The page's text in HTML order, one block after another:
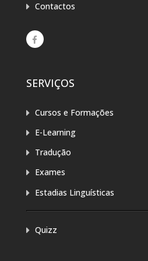
Contactos
SERVIÇOS
Cursos e Formações
E-Learning
Tradução
Exames
Estadias Linguísticas
Quizz